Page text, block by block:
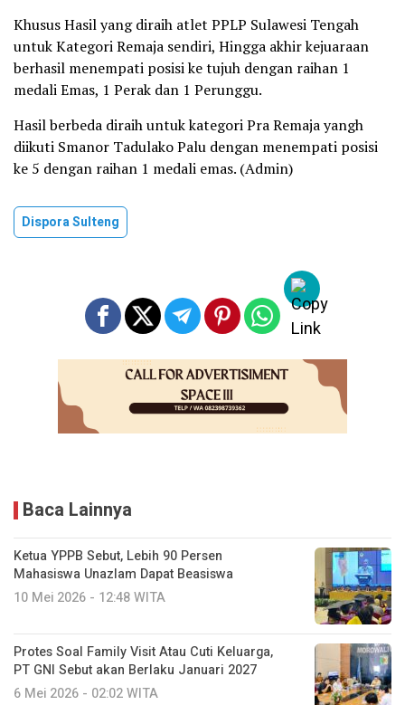
Khusus Hasil yang diraih atlet PPLP Sulawesi Tengah
untuk Kategori Remaja sendiri, Hingga akhir kejuaraan
berhasil menempati posisi ke tujuh dengan raihan 1
medali Emas, 1 Perak dan 1 Perunggu.
Hasil berbeda diraih untuk kategori Pra Remaja yangh
diikuti Smanor Tadulako Palu dengan menempati posisi
ke 5 dengan raihan 1 medali emas. (Admin)
Dispora Sulteng
Baca Lainnya
Ketua YPPB Sebut, Lebih 90 Persen
Mahasiswa Unazlam Dapat Beasiswa
10 Mei 2026 - 12:48 WITA
Protes Soal Family Visit Atau Cuti Keluarga,
PT GNI Sebut akan Berlaku Januari 2027
6 Mei 2026 - 02:02 WITA